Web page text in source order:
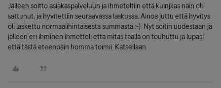
Jälleen soitto asiakaspalveluun ja ihmeteltiin että kuinjkas näin oli
sattunut, ja hyvitettiin seuraavassa laskussa. Ainoa juttu että hyvitys
oli laskettu normaalihintaisesta summasta :-). Nyt soitin uudestaan ja
jälleen eri ihminen ihmetteli että mitäs täällä on touhuttu ja lupasi
että tästä eteenpäin homma toimii. Katsellaan.